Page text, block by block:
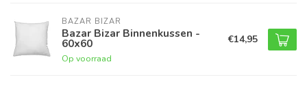
BAZAR BIZAR
Bazar Bizar Binnenkussen -
60x60
Op voorraad
€14,95